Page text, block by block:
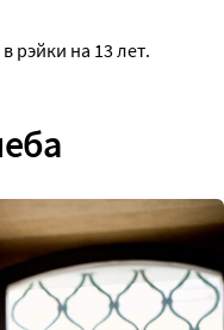
рэйки на 13 лет.